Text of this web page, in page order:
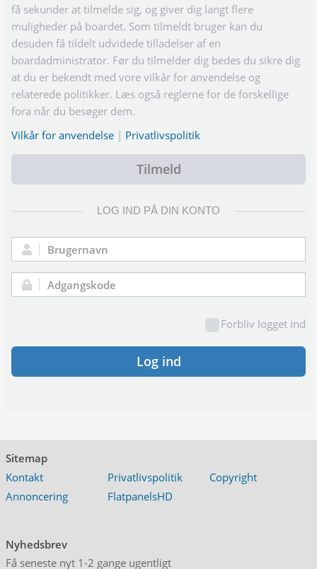
få sekunder at tilmelde sig, og giver dig langt flere
muligheder på boardet. Som tilmeldt bruger kan du
desuden få tildelt udvidede tilladelser af en
boardadministrator. Før du tilmelder dig bedes du sikre dig
at du er bekendt med vore vilkår for anvendelse og
relaterede politikker. Læs også reglerne for de forskellige
fora når du besøger dem.
Vilkår for anvendelse | Privatlivspolitik
Tilmeld
LOG IND PÅ DIN KONTO
Brugernavn:
Adgangskode:
Forbliv logget ind
Log ind
Sitemap
Kontakt
Privatlivspolitik
Copyright
Annoncering
FlatpanelsHD
Nyhedsbrev
Få seneste nyt 1-2 gange ugentligt